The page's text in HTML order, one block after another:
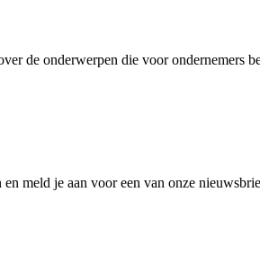
de onderwerpen die voor ondernemers
meld je aan voor een van onze